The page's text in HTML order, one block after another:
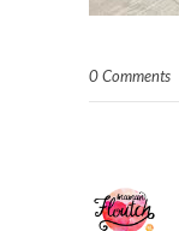
0 Comments